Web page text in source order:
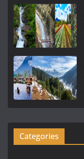
o
k
Categories